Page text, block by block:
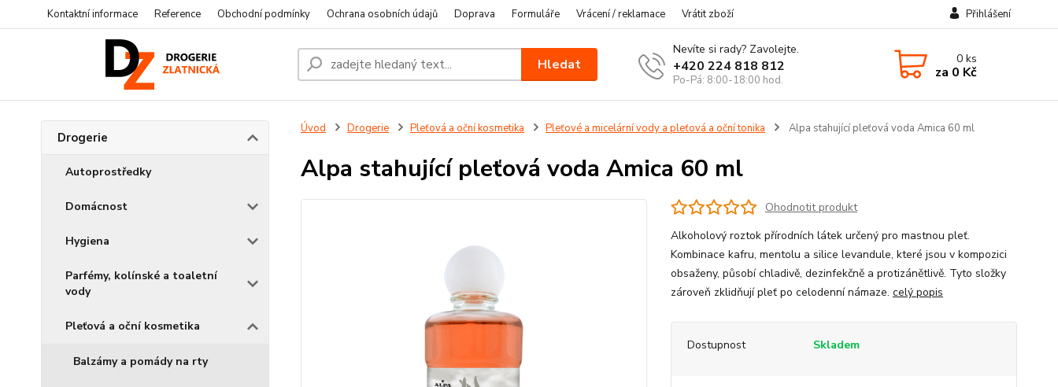
Kontaktní informace Reference Obchodní podmínky Ochrana osobních údajů Doprava Formuláře Vrácení / reklamace Vrátit zboží Přihlášení
Hledat
Nevíte si rady? Zavolejte.
+420 224 818 812
Po-Pá: 8:00-18:00 hod.
0ks
za 0 Kč
Drogerie
Autoprostředky
Domácnost
Hygiena
Parfémy, kolínské a toaletní
vody
Pleťová a oční kosmetika
Balzámy a pomády na rty
Úvod Drogerie Pleťová a oční kosmetika Pleťové a micelární vody a pleťová a oční tonika Alpa stahující pleťová voda Amica 60 ml
Alpa stahující pleťová voda Amica 60 ml
Ohodnotit produkt
Alkoholový roztok přírodních látek určený pro mastnou pleť.
Kombinace kafru, mentolu a silice levandule, které jsou v kompozici
obsaženy, působí chladivě, dezinfekčně a protizánětlivě. Tyto složky
zároveň zklidňují pleť po celodenní námaze. celý popis
Dostupnost Skladem